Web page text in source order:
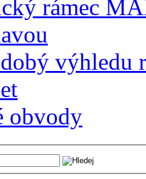
rámec
výhledu
obvody